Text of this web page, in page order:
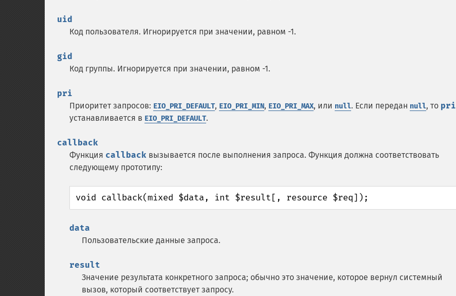
uid
Код пользователя. Игнорируется при значении, равном -1.
gid
Код группы. Игнорируется при значении, равном -1.
pri
Приоритет запросов: EIO_PRI_DEFAULT, EIO_PRI_MIN, EIO_PRI_MAX, или null. Если передан null, то pri
устанавливается в EIO_PRI_DEFAULT.
callback
Функция callback вызывается после выполнения запроса. Функция должна соответствовать
следующему прототипу:
void callback(mixed $data, int $result[, resource $req]);
data
Пользовательские данные запроса.
result
Значение результата конкретного запроса; обычно это значение, которое вернул системный
вызов, который соответствует запросу.